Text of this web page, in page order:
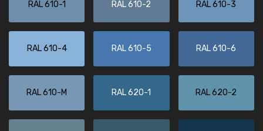
RAL 610-1 RAL 610-2 RAL 610-3
RAL 610-4 RAL 610-5 RAL 610-6
RAL 610-M RAL 620-1 RAL 620-2